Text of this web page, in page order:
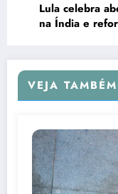
Lula celebra
na Índia e
VEJA TAMBÉM